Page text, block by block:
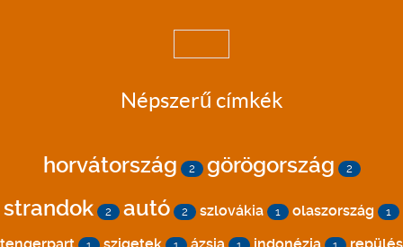
Népszerű címkék
horvátország 2 görögország 2
strandok 2 autó 2 szlovákia 1 olaszország 1